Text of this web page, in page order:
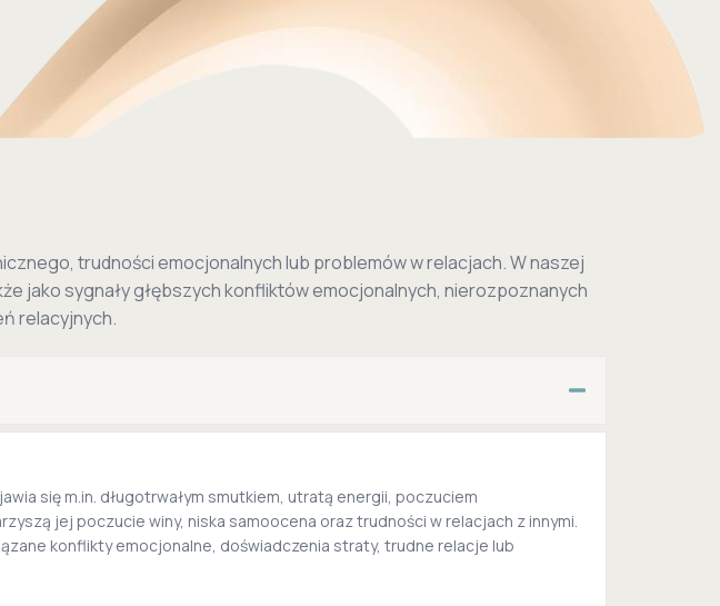
trudności emocjonalnych lub problemów w relacjach. W naszej
jako sygnały głębszych konfliktów emocjonalnych, nierozpoznanych
relacyjnych.
się m.in. długotrwałym smutkiem, utratą energii, poczuciem
jej poczucie winy, niska samoocena oraz trudności w relacjach z innymi.
konflikty emocjonalne, doświadczenia straty, trudne relacje lub